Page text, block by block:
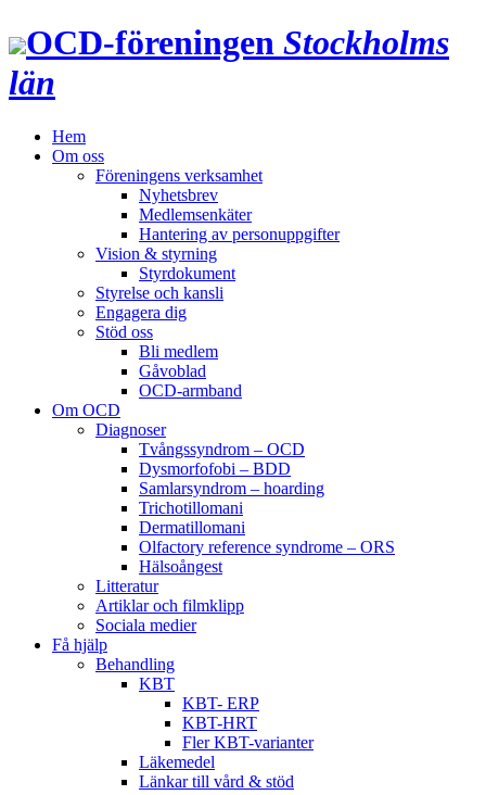
OCD‑föreningen Stockholms
län
Hem
Om oss
Föreningens verksamhet
Nyhetsbrev
Medlemsenkäter
Hantering av personuppgifter
Vision & styrning
Styrdokument
Styrelse och kansli
Engagera dig
Stöd oss
Bli medlem
Gåvoblad
OCD-armband
Om OCD
Diagnoser
Tvångssyndrom – OCD
Dysmorfofobi – BDD
Samlarsyndrom – hoarding
Trichotillomani
Dermatillomani
Olfactory reference syndrome – ORS
Hälsoångest
Litteratur
Artiklar och filmklipp
Sociala medier
Få hjälp
Behandling
KBT
KBT- ERP
KBT-HRT
Fler KBT-varianter
Läkemedel
Länkar till vård & stöd